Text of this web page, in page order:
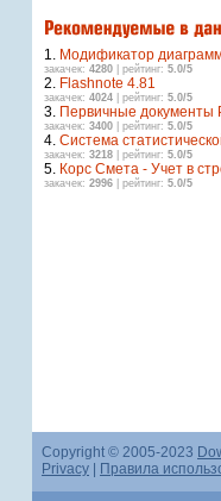
1. Модификатор
закачек: 4280 | рейтинг: 5.0/5
2. Flashnote 4.81
закачек: 4024 | рейтинг: 5.0/5
3. Первичные документы
закачек: 3400 | рейтинг: 5.0/5
4. Система
закачек: 3218 | рейтинг: 5.0/5
5. Корс Смета - Учет в
закачек: 2996 | рейтинг: 5.0/5
Copyright © 2005-2023
Privacy
Правила